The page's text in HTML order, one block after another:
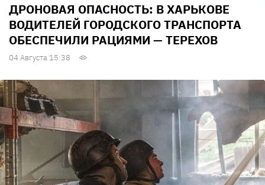
ДРОНОВАЯ ОПАСНОСТЬ: В ХАРЬКОВЕ
ВОДИТЕЛЕЙ ГОРОДСКОГО ТРАНСПОРТА
ОБЕСПЕЧИЛИ РАЦИЯМИ — ТЕРЕХОВ
04 Августа 15:38